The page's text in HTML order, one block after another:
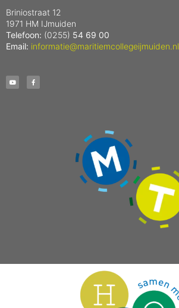
Briniostraat 12
1971 HM IJmuiden
Telefoon: (0255) 54 69 00
Email: informatie@maritiemcollegeijmuiden.nl